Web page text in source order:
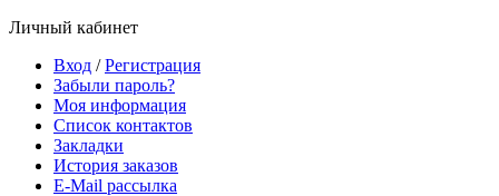
Личный кабинет
Вход /Регистрация
Забыли пароль?
Моя информация
Список контактов
Закладки
История заказов
E-Mail рассылка